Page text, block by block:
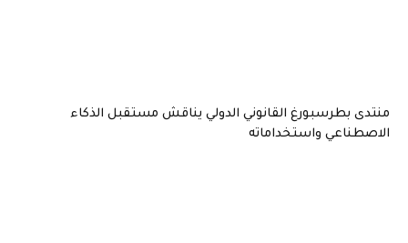
منتدى بطرسبورغ القانوني الدولي يناقش مستقبل الذكاء
الاصطناعي واستخداماته